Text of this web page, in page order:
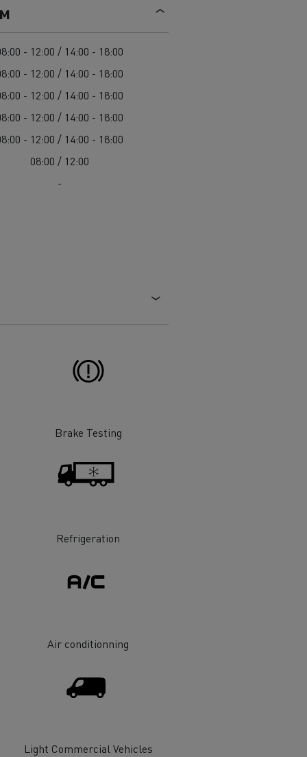
Radovi na održavanju cesta
Oprema za lokalne uprave
- 12:00 / 14:00 - 18:00
- 12:00 / 14:00 - 18:00
- 12:00 / 14:00 - 18:00
- 12:00 / 14:00 - 18:00
- 12:00 / 14:00 - 18:00
08:00 / 12:00
-
Brake Testing
Refrigeration
Air conditionning
Light Commercial Vehicles